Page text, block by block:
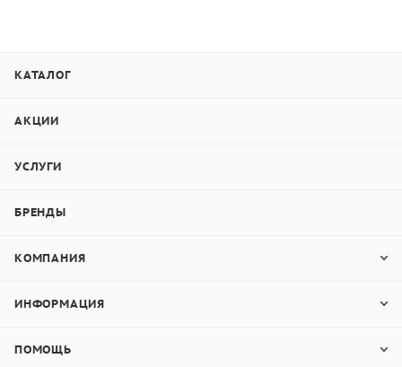
КАТАЛОГ
АКЦИИ
УСЛУГИ
БРЕНДЫ
КОМПАНИЯ
ИНФОРМАЦИЯ
ПОМОЩЬ